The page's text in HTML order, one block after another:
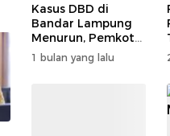
Kasus DBD di
Bandar Lampung
Menurun, Pemkot
Genjot PSN
Wujudkan Nol
1 bulan yang lalu